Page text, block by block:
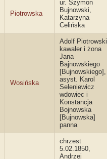
Piotrowska
ur. Szymon
Bujnowski,
Katarzyna
Celińska
Wosińska
Adolf Piotrowski
kawaler i żona
Jana
Bajnowskiego
[Bujnowskiego],
asyst. Karol
Seleniewicz
wdowiec i
Konstancja
Bojnowska
[Bujnowska]
panna
chrzest
5.02.1850,
Andrzej